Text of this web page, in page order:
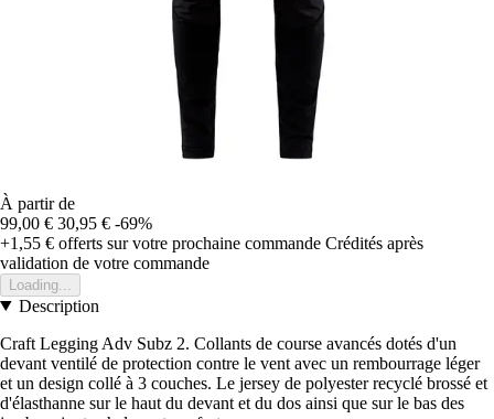
À partir de
99,00 € 30,95 € -69%
+1,55 € offerts sur votre prochaine commande Crédités après
validation de votre commande
Loading...
Description
Craft Legging Adv Subz 2. Collants de course avancés dotés d'un
devant ventilé de protection contre le vent avec un rembourrage léger
et un design collé à 3 couches. Le jersey de polyester recyclé brossé et
d'élasthanne sur le haut du devant et du dos ainsi que sur le bas des